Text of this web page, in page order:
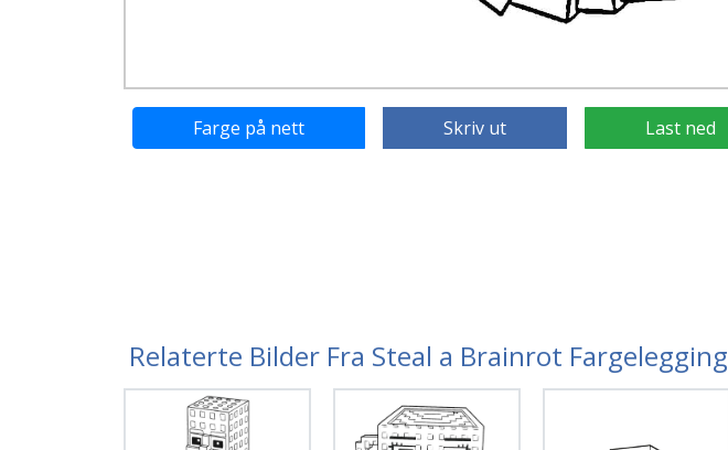
Farge på nett Skriv ut Last ned
Relaterte Bilder Fra Steal a Brainrot Fargelegging